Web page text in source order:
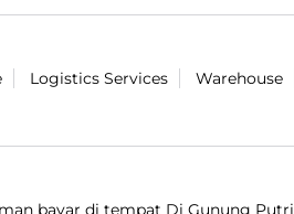
Logistics Services Warehouse
bayar di tempat Di Gunung Putri